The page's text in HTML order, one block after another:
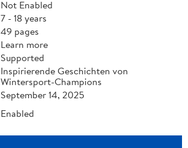
Not Enabled
7 - 18 years
49 pages
Learn more
Supported
Inspirierende Geschichten von
Wintersport-Champions
September 14, 2025
Enabled